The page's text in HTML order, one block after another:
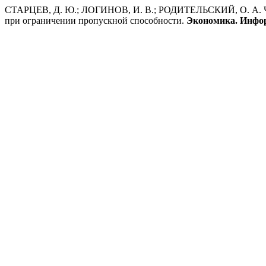
СТАРЦЕВ, Д. Ю.; ЛОГИНОВ, И. В.; РОДИТЕЛЬСКИЙ, О. А.
при ограничении пропускной способности. Экономика.